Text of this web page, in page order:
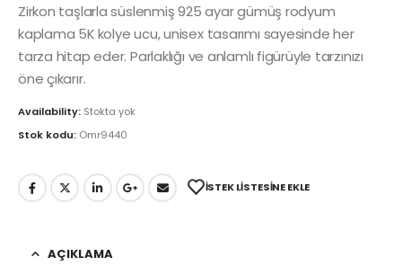
Zirkon taşlarla süslenmiş 925 ayar gümüş rodyum
kaplama 5K kolye ucu, unisex tasarımı sayesinde her
tarza hitap eder. Parlaklığı ve anlamlı figürüyle tarzınızı
öne çıkarır.
Availability: Stokta yok
Stok kodu: Omr9440
İSTEK LISTESINE EKLE
AÇIKLAMA